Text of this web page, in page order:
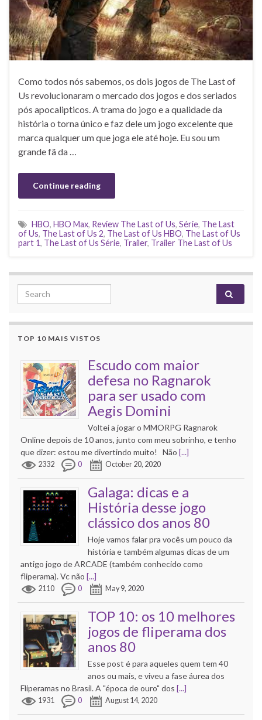
Como todos nós sabemos, os dois jogos de The Last of
Us revolucionaram o mercado dos jogos e dos seriados
pós apocalipticos. A trama do jogo e a qualidade da
história o torna único e faz dele um jogo excelente que
marca qualquer um que joga ele até hoje. Eu sou um
grande fã da …
Continue reading
HBO, HBO Max, Review The Last of Us, Série, The Last
of Us, The Last of Us 2, The Last of Us HBO, The Last of Us
part 1, The Last of Us Série, Trailer, Trailer The Last of Us
Search for:
TOP 10 MAIS VISTOS
Escudo com maior
defesa no Ragnarok
para ser usado com
Aegis Domini
Voltei a jogar o MMORPG Ragnarok
Online depois de 10 anos, junto com meu sobrinho, e tenho
que dizer: estou me divertindo muito! Não [...]
2332 0 October 20, 2020
Galaga: dicas e a
História desse jogo
clássico dos anos 80
Hoje vamos falar pra vocês um pouco da
história e também algumas dicas de um
antigo jogo de ARCADE (também conhecido como
fliperama). Vc não [...]
2110 0 May 9, 2020
TOP 10: os 10 melhores
jogos de fliperama dos
anos 80
Esse post é para aqueles quem tem 40
anos ou mais, e viveu a fase áurea dos
Fliperamas no Brasil. A "época de ouro" dos [...]
1931 0 August 14, 2020